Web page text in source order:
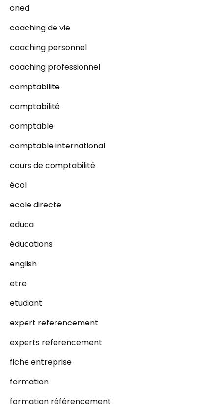
cned
coaching de vie
coaching personnel
coaching professionnel
comptabilite
comptabilité
comptable
comptable international
cours de comptabilité
écol
ecole directe
educa
éducations
english
etre
etudiant
expert referencement
experts referencement
fiche entreprise
formation
formation référencement